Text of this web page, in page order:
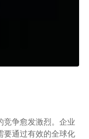
竞争愈发激烈。企业
要通过有效的全球化